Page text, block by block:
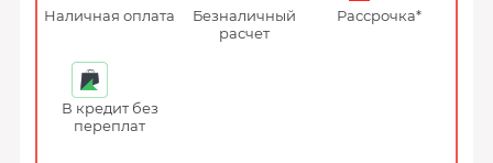
Наличная оплата
Безналичный
расчет
Рассрочка*
В кредит без
переплат